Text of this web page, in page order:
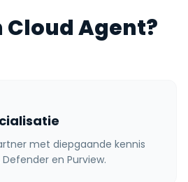
Agent?
met diepgaande kennis
en Purview.